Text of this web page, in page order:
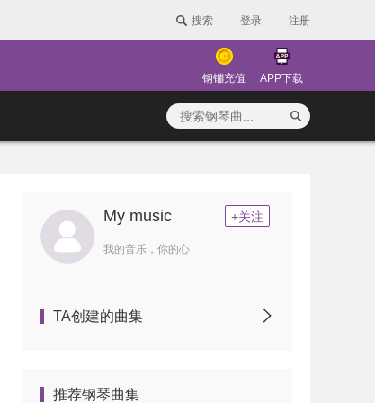
搜索 登录 注册
钢镚充值 APP下载
My music
我的音乐，你的心
+关注
TA创建的曲集
推荐钢琴曲集